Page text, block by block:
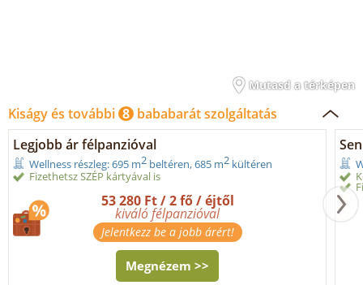
Mutasd a térképen
Kiságy és további 8 bababarát szolgáltatás
Legjobb ár félpanzióval
Wellness részleg: 695 m2 beltéren, 685 m2 kültéren
Fizethetsz SZÉP kártyával is
53 280 Ft / 2 fő / éjtől
kiváló félpanzióval
Jelentkezz be a jobb árért!
Megnézem >>